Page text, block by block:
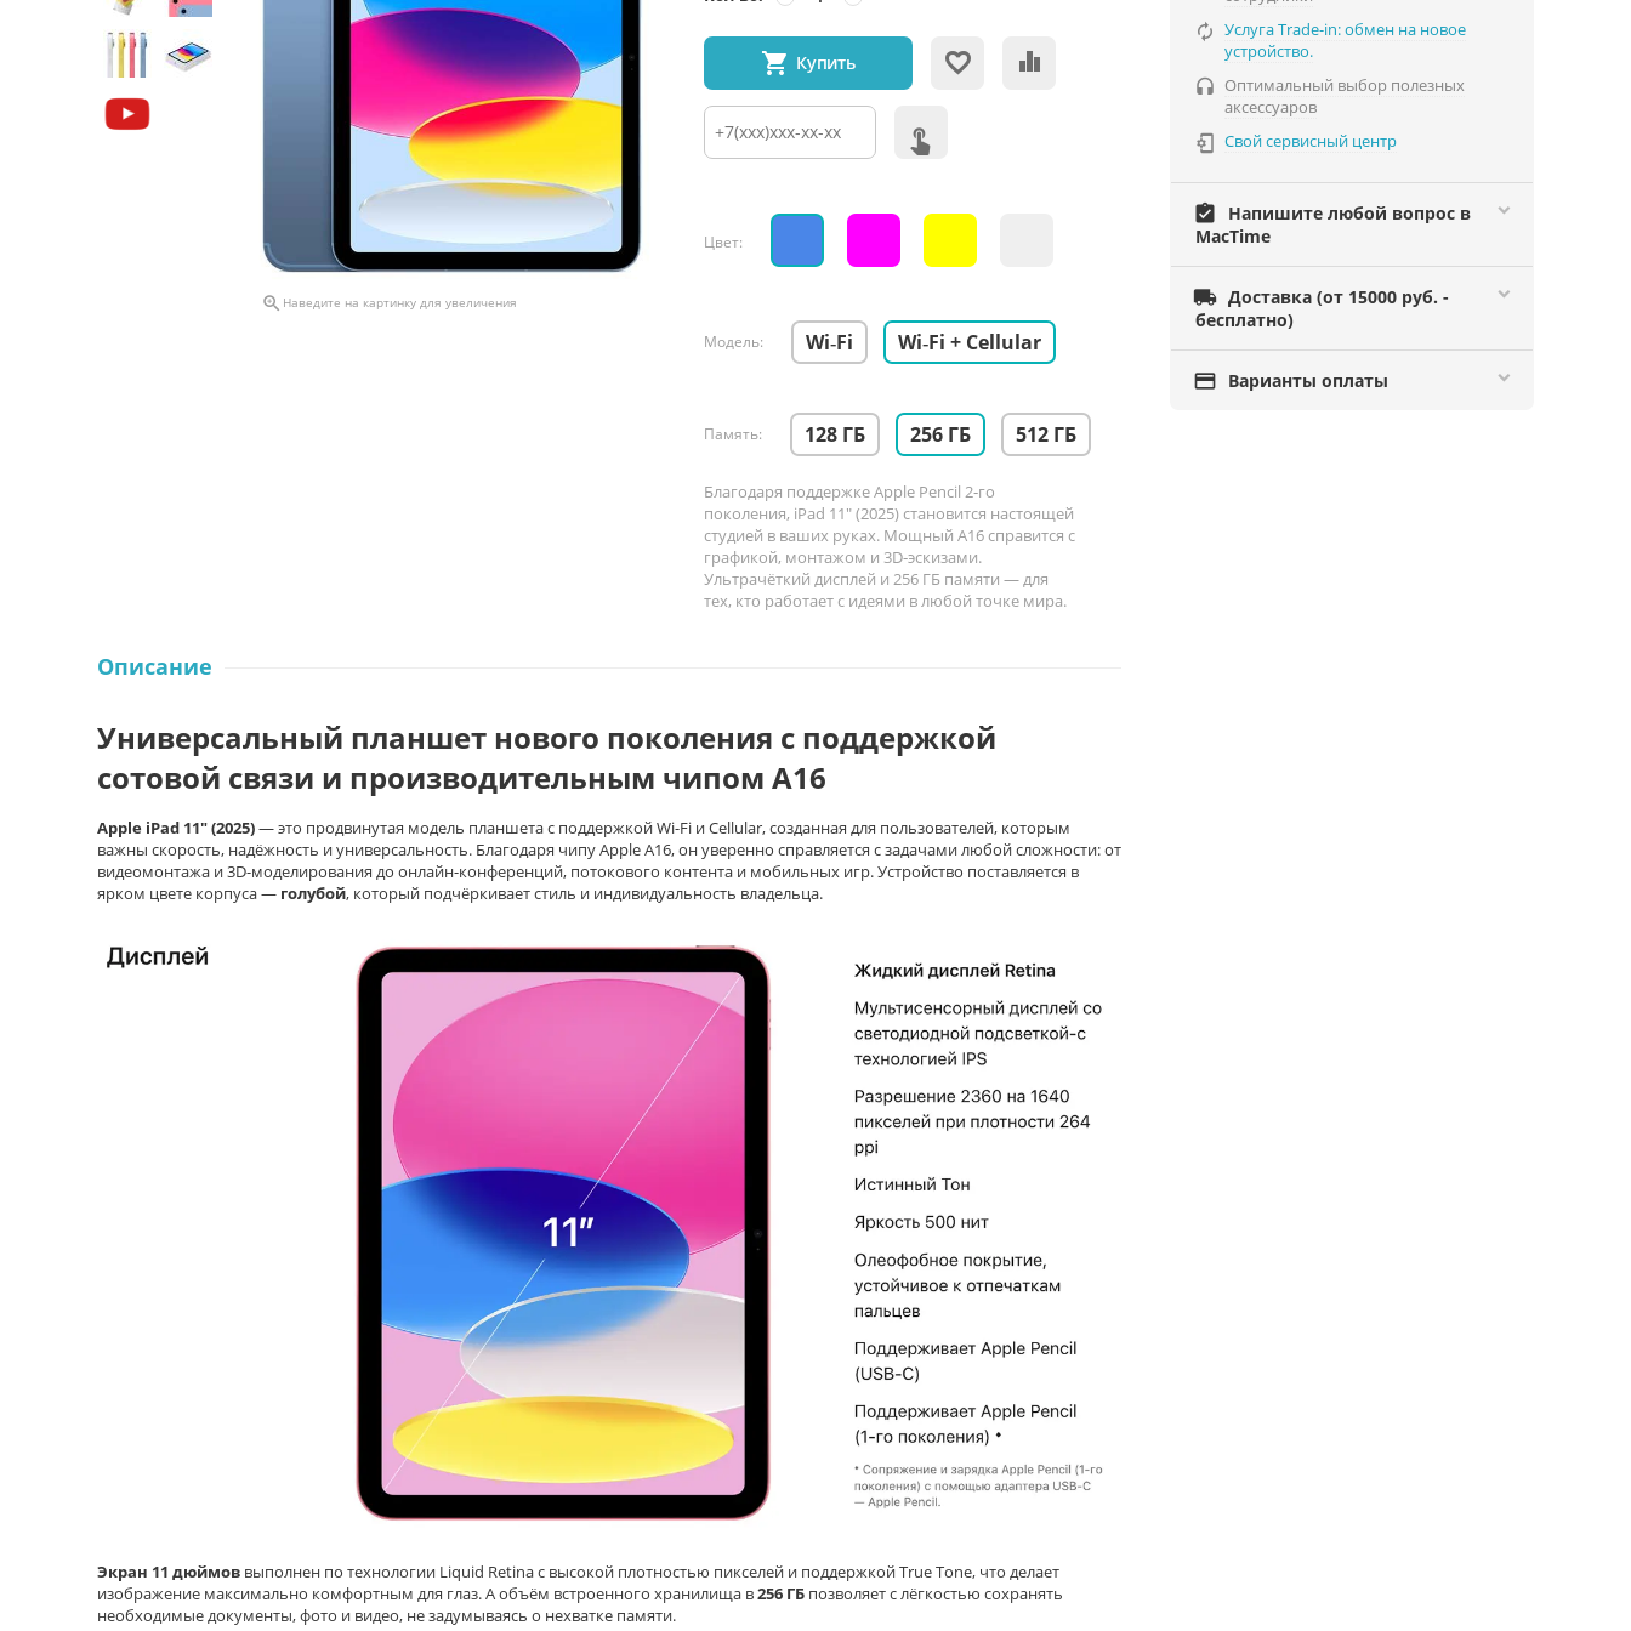
 Наведите на картинку для увеличения
Купить
Цвет:
Модель: Wi‑Fi Wi‑Fi + Cellular
Память: 128 ГБ 256 ГБ 512 ГБ
Благодаря поддержке Apple Pencil 2‑го
поколения, iPad 11" (2025) становится настоящей
студией в ваших руках. Мощный A16 справится с
графикой, монтажом и 3D‑эскизами.
Ультрачёткий дисплей и 256 ГБ памяти — для
тех, кто работает с идеями в любой точке мира.
 Услуга Trade-in: обмен на новое
устройство.
 Оптимальный выбор полезных
аксессуаров
 Свой сервисный центр
assignment_turned_in
Напишите любой вопрос в
MacTime
 Доставка (от 15000 руб. -
бесплатно)
 Варианты оплаты
Описание
Универсальный планшет нового поколения с поддержкой
сотовой связи и производительным чипом A16
Apple iPad 11" (2025)— это продвинутая модель планшета с поддержкой Wi-Fi и Cellular, созданная для пользователей, которым
важны скорость, надёжность и универсальность. Благодаря чипу Apple A16, он уверенно справляется с задачами любой сложности: от
видеомонтажа и 3D-моделирования до онлайн-конференций, потокового контента и мобильных игр. Устройство поставляется в
ярком цвете корпуса — голубой, который подчёркивает стиль и индивидуальность владельца.
Экран 11 дюймов выполнен по технологии Liquid Retina с высокой плотностью пикселей и поддержкой True Tone, что делает
изображение максимально комфортным для глаз. А объём встроенного хранилища в256 ГБ позволяет с лёгкостью сохранять
необходимые документы, фото и видео, не задумываясь о нехватке памяти.